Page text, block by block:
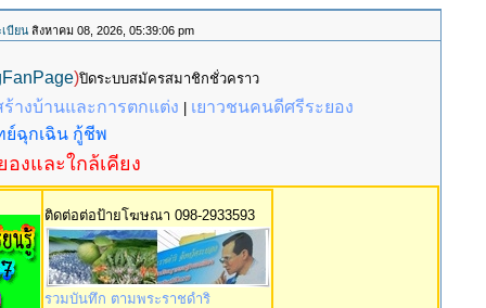
บียน สิงหาคม 08, 2026, 05:39:06 pm
)ปิดระบบสมัครสมาชิกชั่วคราว
างบ้านและการตกแต่ง
เยาวชนคนดีศรีระยอง
ย์ฉุกเฉิน กู้ชีพ
งและใกล้เคียง
ติดต่อต่อป้ายโฆษณา 098-2933593
รวมบันทึก ตามพระราชดำริ